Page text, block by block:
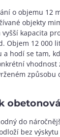
o objemu 12
objekty
kapacita
Objem 12 000
a hodí se tam,
vhodnost
způsobu
do
bez